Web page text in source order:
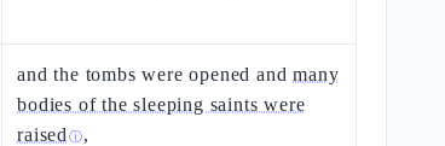
and the tombs were opened andmany
bodies of the sleeping saints were
raised ⓘ,